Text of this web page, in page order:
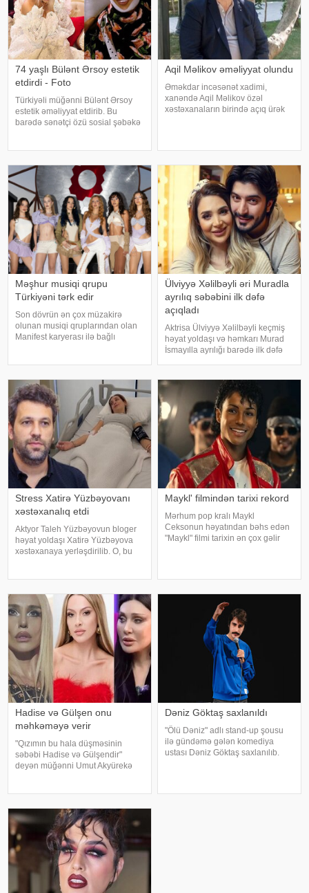
74 yaşlı Bülənt Ərsoy estetik
etdirdi - Foto
Türkiyəli müğənni Bülənt Ərsoy
estetik əməliyyat etdirib. Bu
barədə sənətçi özü sosial şəbəkə
edib:. "Hörmətli izləyicilərim
Aqil Məlikov əməliyyat olundu
Əməkdar incəsənət xadimi,
xanəndə Aqil Məlikov özəl
xəstəxanaların birində açıq ürək
verib. Onun sözlərinə görə, atasını
Məşhur musiqi qrupu
Türkiyəni tərk edir
Son dövrün ən çox müzakirə
olunan musiqi qruplarından olan
Manifest karyerası ilə bağlı
Tolqa Akış üzvlərin sentyabr
ayında İstanbuldak
Ülviyyə Xəlilbəyli əri Muradla
ayrılıq səbəbini ilk dəfə
açıqladı
Aktrisa Ülviyyə Xəlilbəyli keçmiş
həyat yoldaşı və həmkarı Murad
İsmayılla ayrılığı barədə ilk dəfə
"YouTube" kanalında yayımlanan
müsahibəsində danışıb
Stress Xatirə Yüzbəyovanı
xəstəxanalıq etdi
Aktyor Taleh Yüzbəyovun bloger
həyat yoldaşı Xatirə Yüzbəyova
xəstəxanaya yerləşdirilib. O, bu
qidalandım, nə düzgün yatdım.
Gördü
Maykl' filmindən tarixi rekord
Mərhum pop kralı Maykl
Ceksonun həyatından bəhs edən
"Maykl" filmi tarixin ən çox gəlir
ekran əsəri dünya üzr
Hadise və Gülşen onu
məhkəməyə verir
"Qızımın bu hala düşməsinin
səbəbi Hadise və Gülşendir"
deyən müğənni Umut Akyürekə
davam etdirən Akyürek "Mən
Hadisən
Dəniz Göktaş saxlanıldı
"Ölü Dəniz" adlı stand-up şousu
ilə gündəmə gələn komediya
ustası Dəniz Göktaş saxlanılıb.
hava limanında paspor